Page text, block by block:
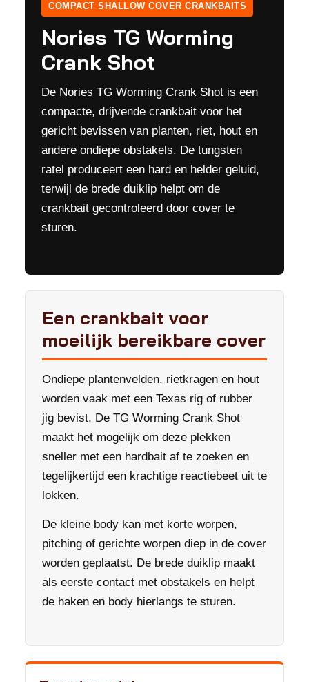
COMPACT SHALLOW COVER CRANKBAITS
Nories TG Worming
Crank Shot
De Nories TG Worming Crank Shot is een
compacte, drijvende crankbait voor het
gericht bevissen van planten, riet, hout en
andere ondiepe obstakels. De tungsten
ratel produceert een hard en helder geluid,
terwijl de brede duiklip helpt om de
crankbait gecontroleerd door cover te
sturen.
Een crankbait voor
moeilijk bereikbare cover
Ondiepe plantenvelden, rietkragen en hout
worden vaak met een Texas rig of rubber
jig bevist. De TG Worming Crank Shot
maakt het mogelijk om deze plekken
sneller met een hardbait af te zoeken en
tegelijkertijd een krachtige reactiebeet uit te
lokken.
De kleine body kan met korte worpen,
pitching of gerichte worpen diep in de cover
worden geplaatst. De brede duiklip maakt
als eerste contact met obstakels en helpt
de haken en body hierlangs te sturen.